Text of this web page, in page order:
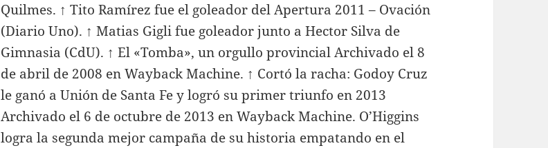
Quilmes. ↑ Tito Ramírez fue el goleador del Apertura 2011 – Ovación
(Diario Uno). ↑ Matias Gigli fue goleador junto a Hector Silva de
Gimnasia (CdU). ↑ El «Tomba», un orgullo provincial Archivado el 8
de abril de 2008 en Wayback Machine. ↑ Cortó la racha: Godoy Cruz
le ganó a Unión de Santa Fe y logró su primer triunfo en 2013
Archivado el 6 de octubre de 2013 en Wayback Machine. O’Higgins
logra la segunda mejor campaña de su historia empatando en el